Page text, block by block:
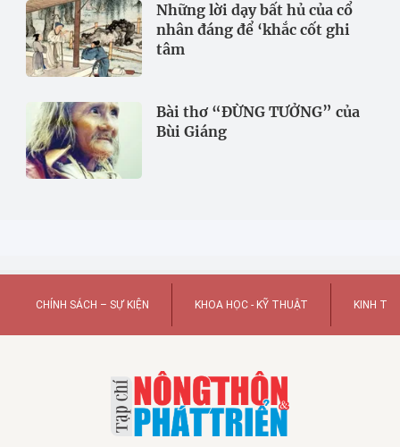
Những lời dạy bất hủ của cổ
nhân đáng để ‘khắc cốt ghi
tâm
Bài thơ “ĐỪNG TƯỞNG” của
Bùi Giáng
CHÍNH SÁCH – SỰ KIỆN KHOA HỌC - KỸ THUẬT KINH TẾ